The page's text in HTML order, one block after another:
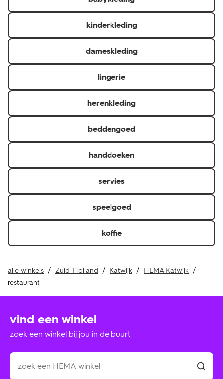
kinderkleding
dameskleding
lingerie
herenkleding
beddengoed
handdoeken
servies
speelgoed
koffie
alle winkels Zuid-Holland Katwijk
HEMA Katwijk
restaurant
vind een winkel
zoek een winkel bij jou in de buurt